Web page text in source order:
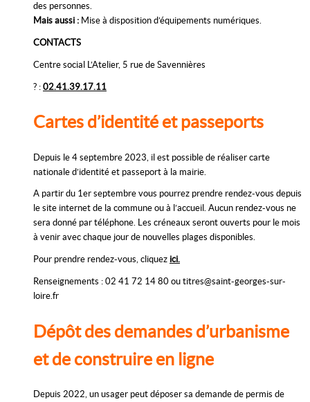
des personnes.
Mais aussi : Mise à disposition d’équipements numériques.
CONTACTS
Centre social L’Atelier, 5 rue de Savennières
? : 02.41.39.17.11
Cartes d’identité et passeports
Depuis le 4 septembre 2023, il est possible de réaliser carte
nationale d’identité et passeport à la mairie.
A partir du 1er septembre vous pourrez prendre rendez-vous depuis
le site internet de la commune ou à l’accueil. Aucun rendez-vous ne
sera donné par téléphone. Les créneaux seront ouverts pour le mois
à venir avec chaque jour de nouvelles plages disponibles.
Pour prendre rendez-vous, cliquez ici.
Renseignements : 02 41 72 14 80 ou titres@saint-georges-sur-
loire.fr
Dépôt des demandes d’urbanisme
et de construire en ligne
Depuis 2022, un usager peut déposer sa demande de permis de